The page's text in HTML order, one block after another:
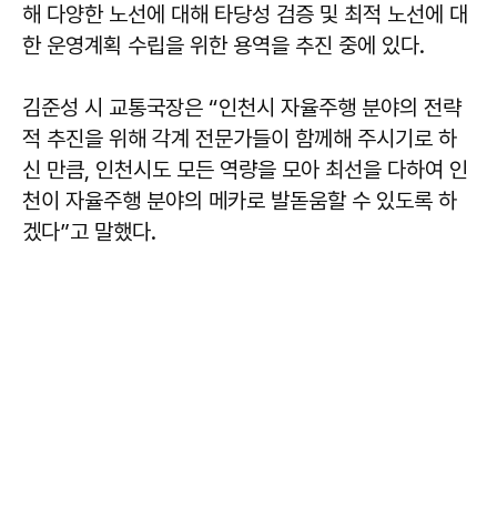
해 다양한 노선에 대해 타당성 검증 및 최적 노선에 대
한 운영계획 수립을 위한 용역을 추진 중에 있다.
김준성 시 교통국장은 “인천시 자율주행 분야의 전략
적 추진을 위해 각계 전문가들이 함께해 주시기로 하
신 만큼, 인천시도 모든 역량을 모아 최선을 다하여 인
천이 자율주행 분야의 메카로 발돋움할 수 있도록 하
겠다”고 말했다.